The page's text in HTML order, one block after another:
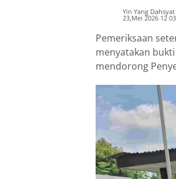
Yin Yang Dahsyat
23,Mei 2026 12 03
Pemeriksaan
menyatakan
mendorong